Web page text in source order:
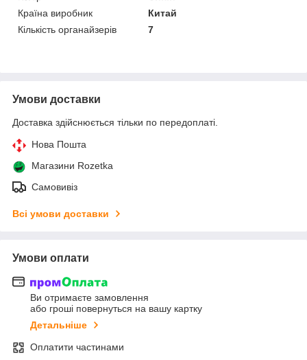
Країна виробник
Китай
Кількість органайзерів
7
Умови доставки
Доставка здійснюється тільки по передоплаті.
Нова Пошта
Магазини Rozetka
Самовивіз
Всі умови доставки
Умови оплати
Ви отримаєте замовлення
або гроші повернуться на вашу картку
Детальніше
Оплатити частинами